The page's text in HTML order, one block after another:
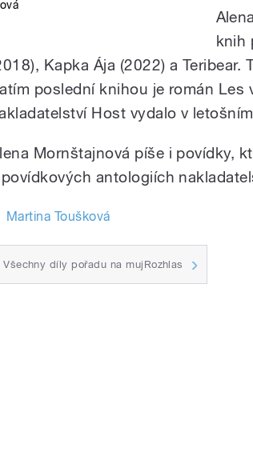
knih
Kapka Ája (2022) a Teribear.
poslední knihou je román Les
Host vydalo v
Mornštajnová píše i povídky,
antologiích
Martina Toušková
Všechny díly pořadu na mujRozhlas